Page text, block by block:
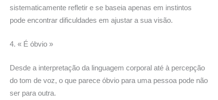
sistematicamente refletir e se baseia apenas em instintos
pode encontrar dificuldades em ajustar a sua visão.
4. « É óbvio »
Desde a interpretação da linguagem corporal até à percepção
do tom de voz, o que parece óbvio para uma pessoa pode não
ser para outra.